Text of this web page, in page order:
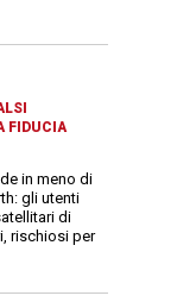
FIDUCIA
in meno di
gli utenti
di
rischiosi per